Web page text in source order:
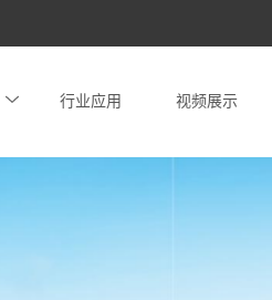
行业应用 视频展示